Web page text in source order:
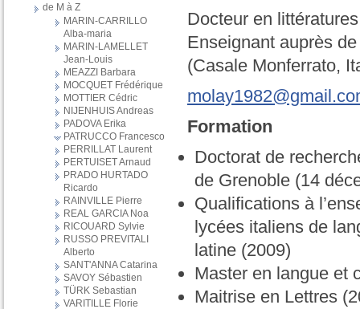
de M à Z
MARIN-CARRILLO
Alba-maria
MARIN-LAMELLET
Jean-Louis
MEAZZI Barbara
MOCQUET Frédérique
MOTTIER Cédric
NIJENHUIS Andreas
PADOVA Erika
PATRUCCO Francesco
PERRILLAT Laurent
PERTUISET Arnaud
PRADO HURTADO
Ricardo
RAINVILLE Pierre
REAL GARCIA Noa
RICOUARD Sylvie
RUSSO PREVITALI
Alberto
SANT'ANNA Catarina
SAVOY Sébastien
TÜRK Sebastian
VARITILLE Florie
Docteur en
Enseignant auprès
(Casale Monferrato,
Formation
Doctorat de
de Grenoble (14
Qualifications à
lycées italiens de
latine (2009)
Master en langue et
Maitrise en Lettres